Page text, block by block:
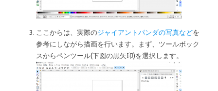
ここからは、実際のジャイアントパンダの写真などを
参考にしながら描画を行います。まず、ツールボック
スからペンツール(下図の黒矢印)を選択します。